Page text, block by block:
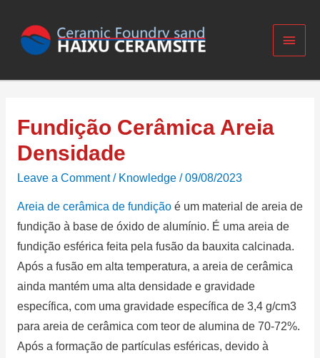
Fundição Cerâmica Areia
Densidade
Leave a Comment / Knowledge/09/08/2023
Areia de cerâmica de fundiçãoé um material de areia de
fundição à base de óxido de alumínio. É uma areia de
fundição esférica feita pela fusão da bauxita calcinada.
Após a fusão em alta temperatura, a areia de cerâmica
ainda mantém uma alta densidade e gravidade
específica, com uma gravidade específica de 3,4 g/cm3
para areia de cerâmica com teor de alumina de 70-72%.
Após a formação de partículas esféricas, devido à